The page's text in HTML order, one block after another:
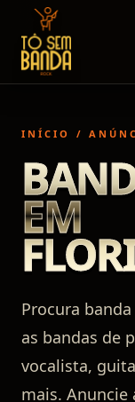
Sobre Nós
Eventos
Minha Conta
Contato
INÍCIO /
EM
Procura
as bandas de
vocalista,
mais. Anuncie